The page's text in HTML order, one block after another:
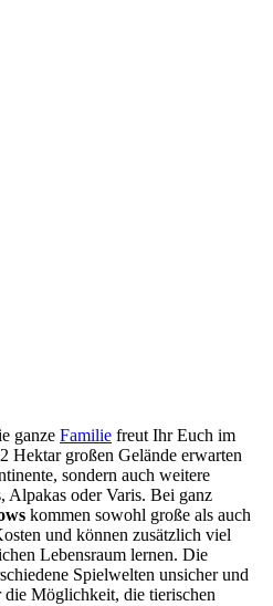
ganze Familie freut Ihr Euch im
Hektar großen Gelände erwarten
sondern auch weitere
Alpakas oder Varis. Bei ganz
kommen sowohl große als auch
und können zusätzlich viel
Lebensraum lernen. Die
Spielwelten unsicher und
Möglichkeit, die tierischen